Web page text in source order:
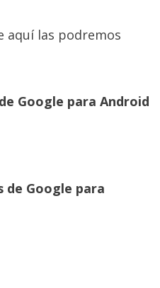
aquí las podremos
Google para Android
de Google para